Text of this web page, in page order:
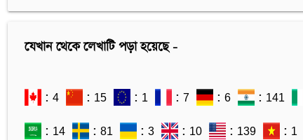
যেখান থেকে লেখাটি পড়া হয়েছে -
: 4 : 15 : 1 : 7 : 6 : 141
: 14
: 81 : 3 : 10 : 139 : 1